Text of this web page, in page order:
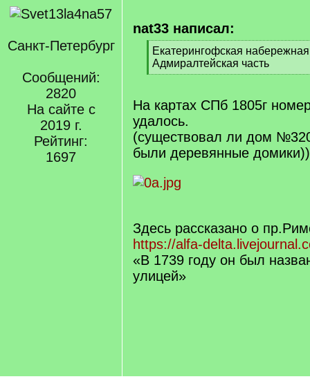
Санкт-Петербург
Сообщений:
2820
На сайте с
2019 г.
Рейтинг:
1697
nat33 написал:
[
q
]
Екатерингофская
Адмиралтейская часть
[
q
На картах СПб 1805г
удалось.
(существовал ли дом
были деревянные домики))
Здесь рассказано о
https://alfa-
«В 1739 году он был
улицей»